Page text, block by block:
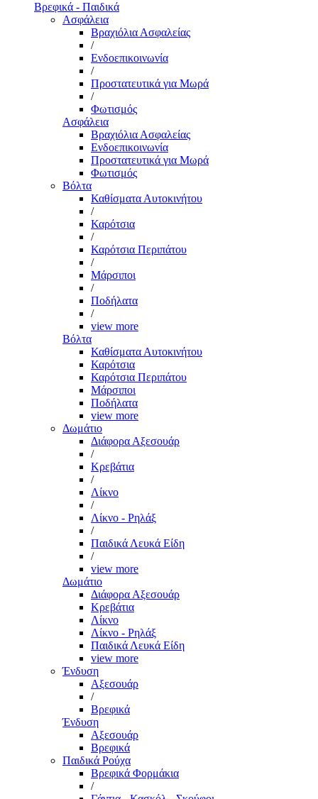
Βρεφικά - Παιδικά
Ασφάλεια
Βραχιόλια Ασφαλείας
/
Ενδοεπικοινωνία
/
Προστατευτικά για Μωρά
/
Φωτισμός
Ασφάλεια
Βραχιόλια Ασφαλείας
Ενδοεπικοινωνία
Προστατευτικά για Μωρά
Φωτισμός
Βόλτα
Καθίσματα Αυτοκινήτου
/
Καρότσια
/
Καρότσια Περιπάτου
/
Μάρσιποι
/
Ποδήλατα
/
view more
Βόλτα
Καθίσματα Αυτοκινήτου
Καρότσια
Καρότσια Περιπάτου
Μάρσιποι
Ποδήλατα
view more
Δωμάτιο
Διάφορα Αξεσουάρ
/
Κρεβάτια
/
Λίκνο
/
Λίκνο - Ρηλάξ
/
Παιδικά Λευκά Είδη
/
view more
Δωμάτιο
Διάφορα Αξεσουάρ
Κρεβάτια
Λίκνο
Λίκνο - Ρηλάξ
Παιδικά Λευκά Είδη
view more
Ένδυση
Αξεσουάρ
/
Βρεφικά
Ένδυση
Αξεσουάρ
Βρεφικά
Παιδικά Ρούχα
Βρεφικά Φορμάκια
/